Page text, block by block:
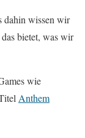
dahin wissen wir
bietet, was wir
wie
Anthem